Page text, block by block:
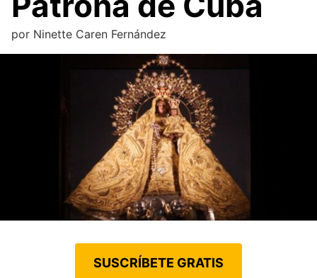
por Ninette Caren Fernández
SUSCRÍBETE GRATIS